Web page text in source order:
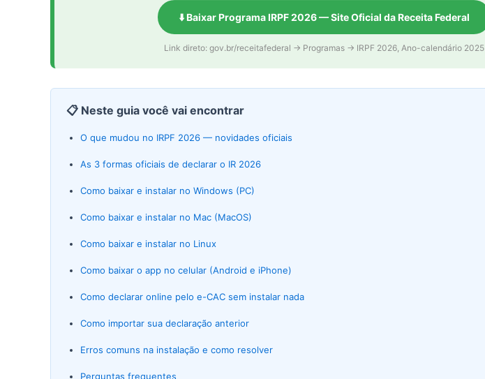
⬇️ Baixar Programa IRPF 2026 — Site Oficial da Receita Federal
Link direto: gov.br/receitafederal → Programas → IRPF 2026, Ano-calendário 2025
📋 Neste guia você vai encontrar
O que mudou no IRPF 2026 — novidades oficiais
As 3 formas oficiais de declarar o IR 2026
Como baixar e instalar no Windows (PC)
Como baixar e instalar no Mac (MacOS)
Como baixar e instalar no Linux
Como baixar o app no celular (Android e iPhone)
Como declarar online pelo e-CAC sem instalar nada
Como importar sua declaração anterior
Erros comuns na instalação e como resolver
Perguntas frequentes